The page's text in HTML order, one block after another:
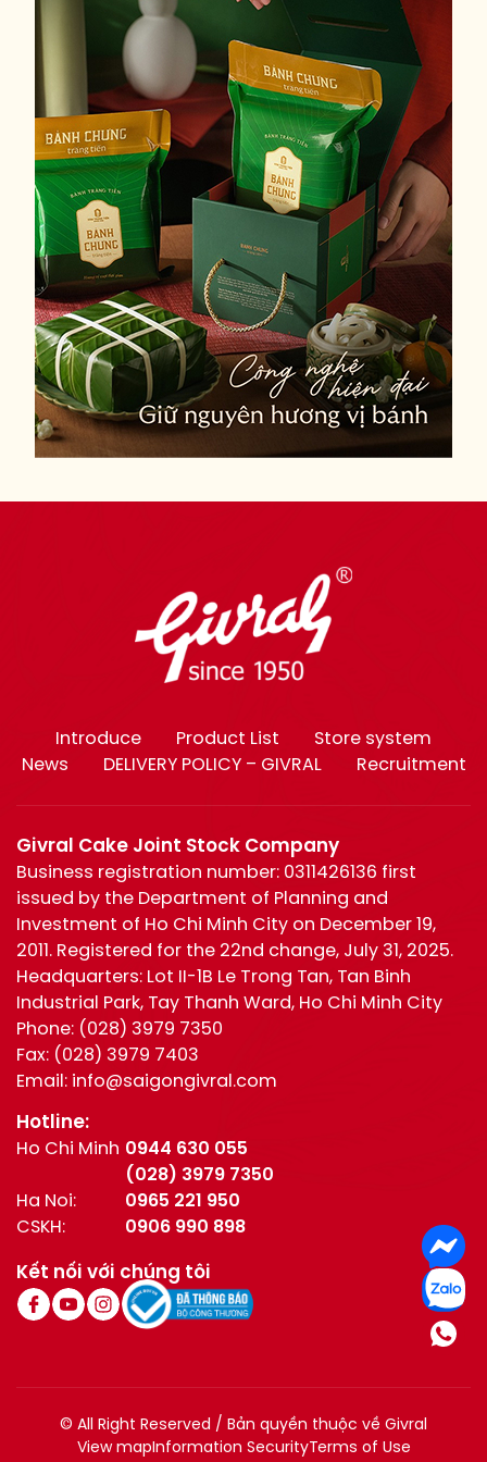
Introduce Product List
Store system
News
DELIVERY POLICY – GIVRAL Recruitment
Givral Cake Joint Stock Company
Business registration number: 0311426136 first
issued by the Department of Planning and
Investment of Ho Chi Minh City on December 19,
2011. Registered for the 22nd change, July 31, 2025.
Headquarters: Lot II-1B Le Trong Tan, Tan Binh
Industrial Park, Tay Thanh Ward, Ho Chi Minh City
Phone: (028) 3979 7350
Fax: (028) 3979 7403
Email: info@saigongivral.com
Hotline:
Ho Chi Minh 0944 630 055
(028) 3979 7350
Ha Noi:
0965 221 950
CSKH:
0906 990 898
Kết nối với chúng tôi
© All Right Reserved / Bản quyền thuộc về Givral
View map Information SecurityTerms of Use